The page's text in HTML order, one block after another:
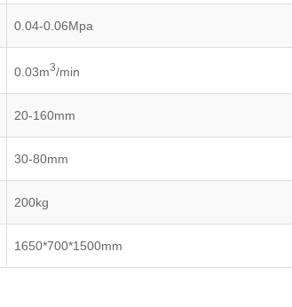
0.04-0.06Mpa
0.03m3/min
20-160mm
30-80mm
200kg
1650*700*1500mm